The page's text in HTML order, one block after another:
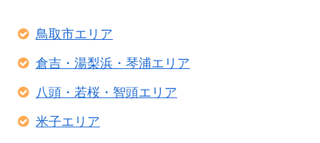
鳥取市エリア
倉吉・湯梨浜・琴浦エリア
八頭・若桜・智頭エリア
米子エリア